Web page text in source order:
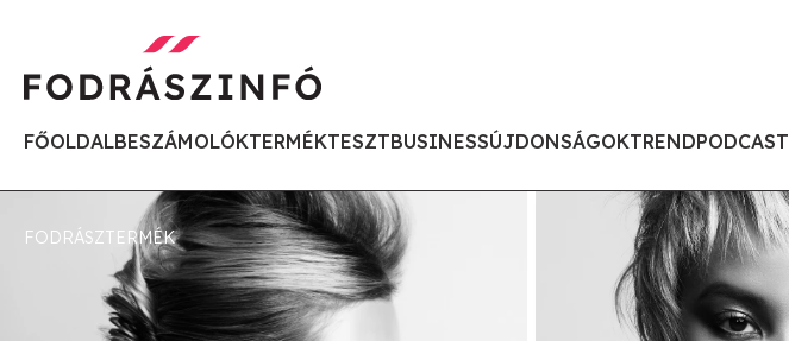
FŐOLDALBESZÁMOLÓKTERMÉKTESZTBUSINESSÚJDONSÁGOKTRENDPODCAST
FODRÁSZTERMÉK